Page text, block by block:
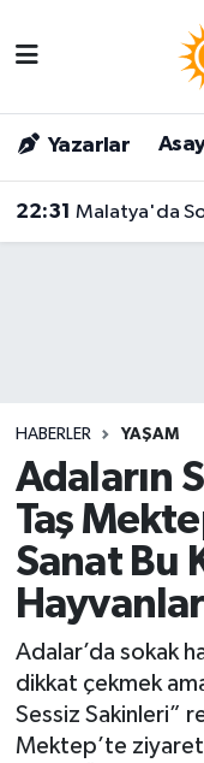
Yazarlar
22:31 Malatya'da Sokak
HABERLER YAŞAM
Adaların
Taş
Sanat Bu
Adalar’da sokak
dikkat çekmek
Sessiz Sakinleri”
Mektep’te ziyarete
Bilim &
Dünya
Magazin
Siyaset
Spor
Yaşam
Malatya
Malatya Hava
Malatya
Son Dakika
Haber Arşivi